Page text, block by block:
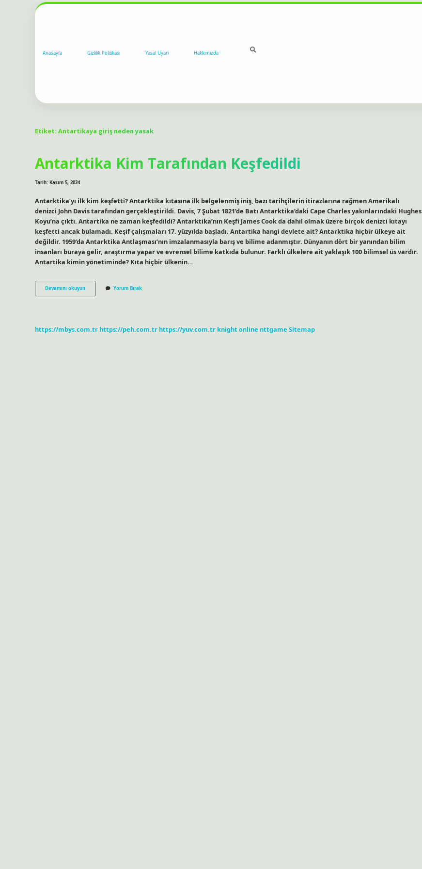
Anasayfa Gizlilik Politikası Yasal Uyarı Hakkımızda
Etiket: Antartikaya giriş neden yasak
Antarktika Kim Tarafından Keşfedildi
Tarih: Kasım 5, 2024
Antarktika’yı ilk kim keşfetti? Antarktika kıtasına ilk belgelenmiş iniş, bazı tarihçilerin itirazlarına rağmen Amerikalı
denizci John Davis tarafından gerçekleştirildi. Davis, 7 Şubat 1821’de Batı Antarktika’daki Cape Charles yakınlarındaki Hughes
Koyu’na çıktı. Antartika ne zaman keşfedildi? Antarktika’nın Keşfi James Cook da dahil olmak üzere birçok denizci kıtayı
keşfetti ancak bulamadı. Keşif çalışmaları 17. yüzyılda başladı. Antartika hangi devlete ait? Antarktika hiçbir ülkeye ait
değildir. 1959’da Antarktika Antlaşması’nın imzalanmasıyla barış ve bilime adanmıştır. Dünyanın dört bir yanından bilim
insanları buraya gelir, araştırma yapar ve evrensel bilime katkıda bulunur. Farklı ülkelere ait yaklaşık 100 bilimsel üs vardır.
Antartika kimin yönetiminde? Kıta hiçbir ülkenin…
Devamını okuyunAntarktika
Kim
Yorum Bırak
https://mbys.com.tr https://peh.com.tr https://yuv.com.tr knight online nttgame Sitemap